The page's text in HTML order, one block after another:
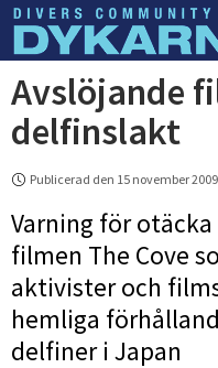
Dyknyheter
Avslöjande
delfinslakt
Publicerad den 15 november
Varning för
filmen The Cove
aktivister och
hemliga
delfiner i Japan